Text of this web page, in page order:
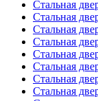
Стальная
Стальная
Стальная
Стальная
Стальная
Стальная
Стальная
Стальная